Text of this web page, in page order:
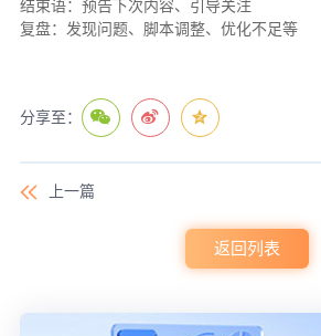
结束语：预告下次内容、引导关注
复盘：发现问题、脚本调整、优化不足等
分享至：
上一篇
返回列表